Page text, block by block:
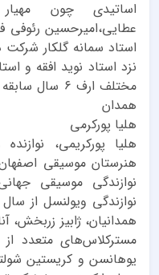
اساتیدی چون مهیار
عطایی،امیرحسین رئوفی
استاد سمانه گلکار
نزد استاد نوید افقه و
مختلف ارف ۶
همدان
هلیا پورکرمی
نوازندگی موسیقی
همدانیان، ژابیز زربخش،
مسترکلاس‌های متعدد از
یوهانسن و کریستین